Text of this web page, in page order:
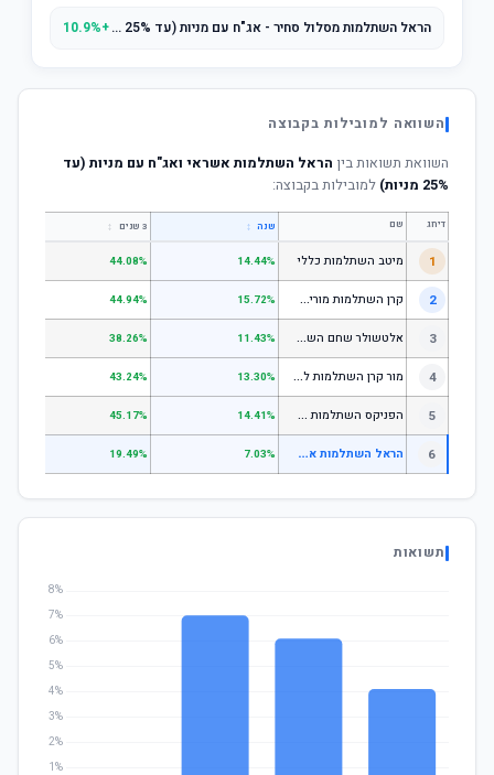
הראל השתלמות מסלול סחיר - אג"ח עם מניות (עד 25% מניות)+10.9%
השוואה למובילות בקבוצה
השוואת תשואות בין הראל השתלמות אשראי ואג"ח עם מניות (עד
25% מניות)
למובילות בקבוצה:
דירוג שם שנה ↕ 3 שנים ↕
1 מיטב השתלמות כללי 14.44%
44.08%
2 ק
רן השתלמות מורים וגננות המסלול הרגיל - מסלול כללי 15.72%
44.94%
3 א
לטשולר שחם השתלמות כללי 11.43%
38.26%
4 מ
ור קרן השתלמות לשכירים ולעצמאים - כללי 13.30%
43.24%
5 ה
פניקס השתלמות כללי 14.41%
45.17%
6 ה
ראל השתלמות אשראי ואג"ח עם מניות (עד 25% מניות) 7.03%
19.49%
תשואות